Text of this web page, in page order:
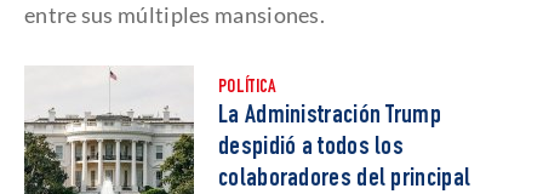
entre sus múltiples mansiones.
POLÍTICA
La Administración Trump
despidió a todos los
colaboradores del principal